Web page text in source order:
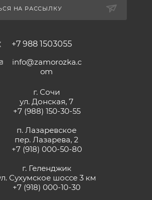
НА РАССЫЛКУ
+7 988 1503055
info@zamorozka.c
om
г. Сочи
ул. Донская, 7
+7 (988) 150-30-55
п. Лазаревское
пер. Лазарева, 2
+7 (918) 000-50-80
г. Геленджик
Сухумское шоссе 3 км
+7 (918) 000-10-30